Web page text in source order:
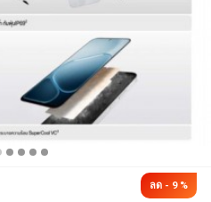
ลด - 9 %